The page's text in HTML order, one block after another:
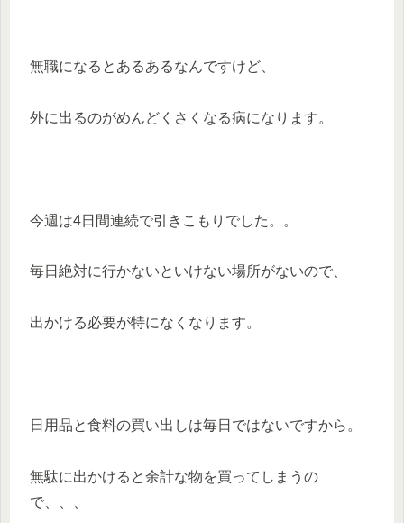
無職になるとあるあるなんですけど、
外に出るのがめんどくさくなる病になります。
今週は4日間連続で引きこもりでした。。
毎日絶対に行かないといけない場所がないので、
出かける必要が特になくなります。
日用品と食料の買い出しは毎日ではないですから。
無駄に出かけると余計な物を買ってしまうの
で、、、